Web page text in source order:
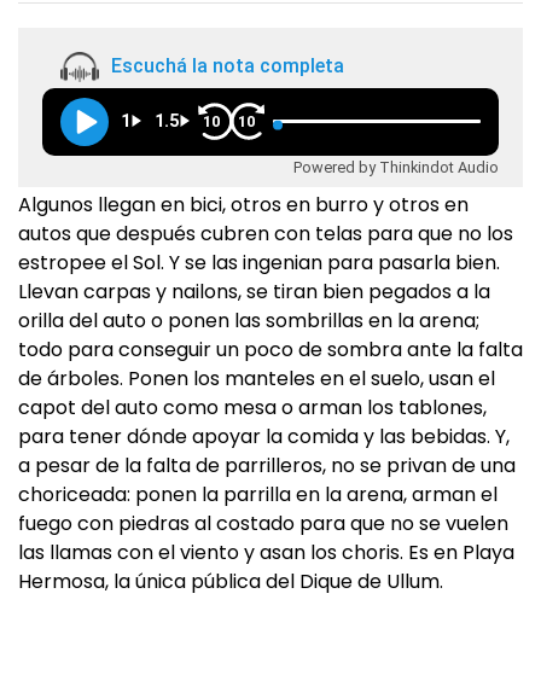
Escuchá la nota completa
1 1.5 10 10
Powered by Thinkindot Audio
Algunos llegan en bici, otros en burro y otros en
autos que después cubren con telas para que no los
estropee el Sol. Y se las ingenian para pasarla bien.
Llevan carpas y nailons, se tiran bien pegados a la
orilla del auto o ponen las sombrillas en la arena;
todo para conseguir un poco de sombra ante la falta
de árboles. Ponen los manteles en el suelo, usan el
capot del auto como mesa o arman los tablones,
para tener dónde apoyar la comida y las bebidas. Y,
a pesar de la falta de parrilleros, no se privan de una
choriceada: ponen la parrilla en la arena, arman el
fuego con piedras al costado para que no se vuelen
las llamas con el viento y asan los choris. Es en Playa
Hermosa, la única pública del Dique de Ullum.